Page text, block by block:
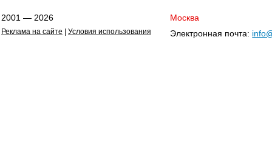
2001 — 2026
Реклама на сайте Условия использования
Москва
Электронная почта: